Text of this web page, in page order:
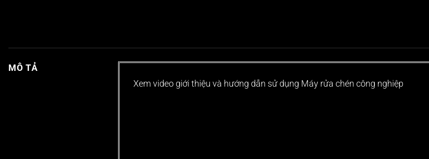
MÔ TẢ
Xem video giới thiệu và hướng dẫn sử dụng Máy rửa chén công nghiệp